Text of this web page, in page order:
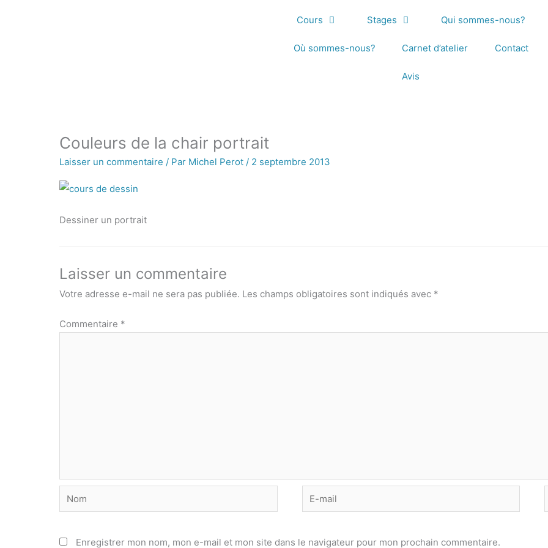
Cours Stages Qui sommes-nous?
Où sommes-nous? Carnet d’atelier Contact
Avis
Couleurs de la chair portrait
Laisser un commentaire / Par Michel Perot / 2 septembre 2013
Dessiner un portrait
Laisser un commentaire
Votre adresse e-mail ne sera pas publiée. Les champs obligatoires sont indiqués avec *
Commentaire *
Nom
E-
mail
Enregistrer mon nom, mon e-mail et mon site dans le navigateur pour mon prochain commentaire.